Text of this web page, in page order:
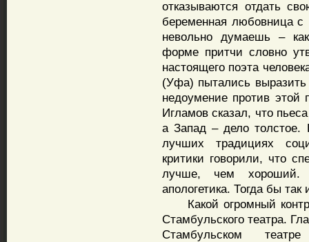
отказываются отдать
беременная любовница с
невольно думаешь –
форме притчи словно
настоящего поэта
(Уфа) пытались
недоумение против этой
Игламов сказал, что
а Запад – дело толстое.
лучших традициях
критики говорили, что
лучше, чем хороший.
апологетика. Тогда бы
Какой огромный
Стамбульского театра.
Стамбульском